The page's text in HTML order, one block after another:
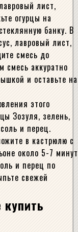
лист,
огурцы на
банку. В
лавровый лист,
смесь до
смесь аккуратно
и оставьте на
этого
Зозуля, зелень,
и перец.
в кастрюлю с
около 5-7 минут
и перец по
свежей